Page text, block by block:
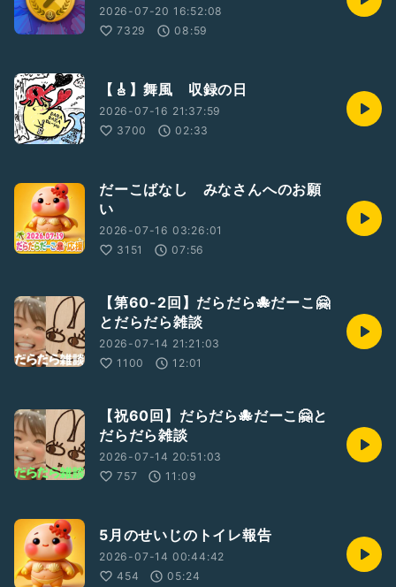
2026-07-20 16:52:08
7329
08:59
【🎸】舞風 収録の日
2026-07-16 21:37:59
3700
02:33
だーこばなし みなさんへのお願
い
2026-07-16 03:26:01
3151
07:56
【第60-2回】だらだら🐙だーこ🤗
とだらだら雑談
2026-07-14 21:21:03
1100
12:01
【祝60回】だらだら🐙だーこ🤗と
だらだら雑談
2026-07-14 20:51:03
757
11:09
5月のせいじのトイレ報告
2026-07-14 00:44:42
454
05:24